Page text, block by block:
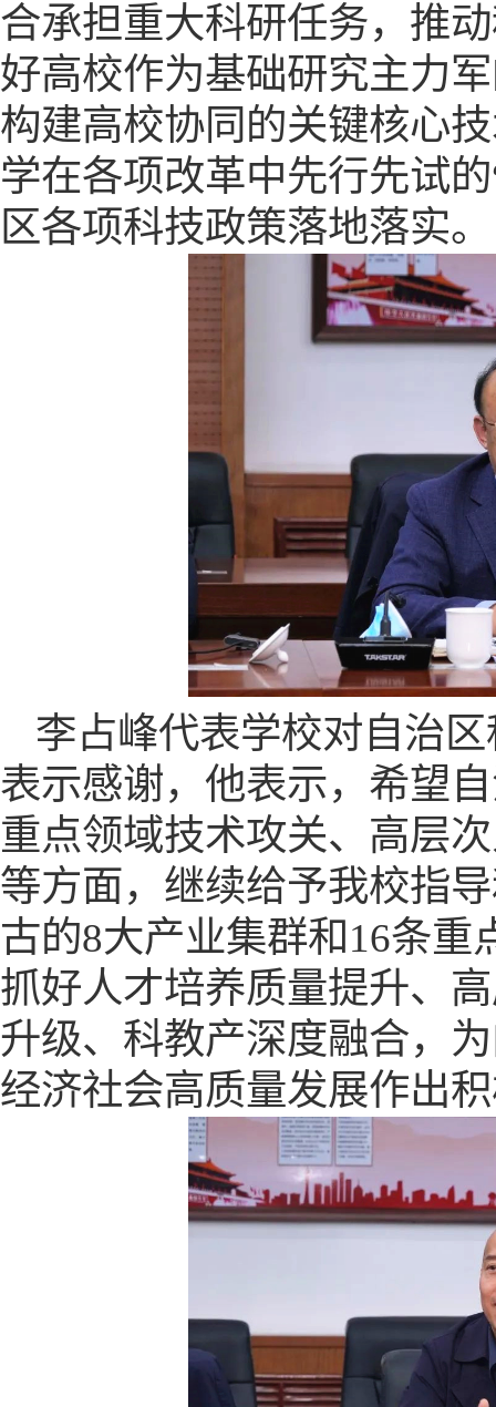
合承担重大科研任务，推
好高校作为基础研究主力
构建高校协同的关键核心
学在各项改革中先行先试
区各项科技政策落地落实。
李占峰代表学校对自治
表示感谢，他表示，希望
重点领域技术攻关、高层
等方面，继续给予我校指
古的8大产业集群和16条重
抓好人才培养质量提升、
升级、科教产深度融合，
经济社会高质量发展作出